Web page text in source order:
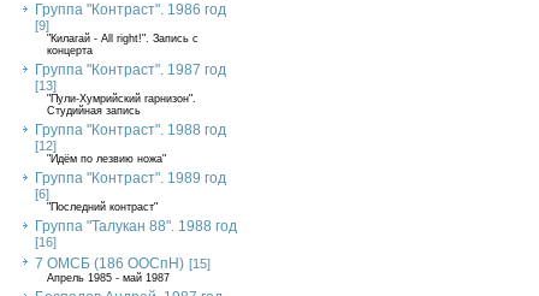
Группа "Контраст". 1986 год
[9]
"Килагай - All right!". Запись с
концерта
Группа "Контраст". 1987 год
[13]
"Пули-Хумрийский гарнизон".
Студийная запись
Группа "Контраст". 1988 год
[12]
"Идём по лезвию ножа"
Группа "Контраст". 1989 год
[6]
"Последний контраст"
Группа "Талукан 88". 1988 год
[16]
7 ОМСБ (186 ООСпН) [15]
Апрель 1985 - май 1987